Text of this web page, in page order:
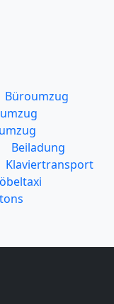
Büroumzug
Beiladung
Klaviertransport